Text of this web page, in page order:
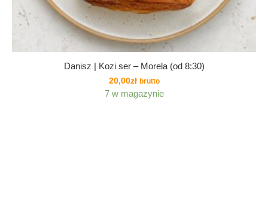
Danisz | Kozi ser – Morela (od 8:30)
20,00zł brutto
7 w magazynie